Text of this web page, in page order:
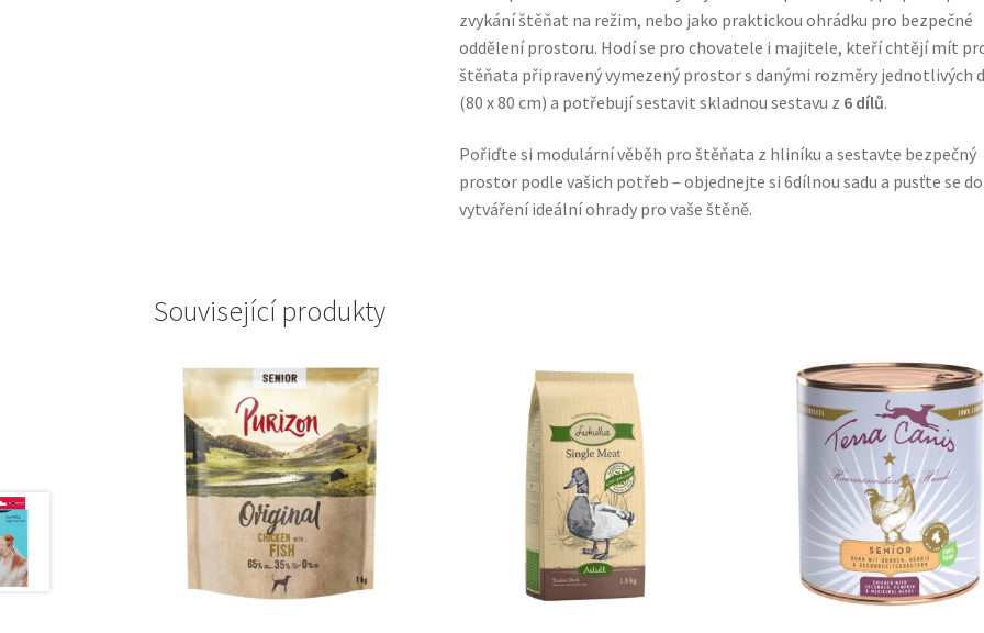
zvykání štěňat na režim, nebo jako praktickou ohrádku pro bezpečné
oddělení prostoru. Hodí se pro chovatele i majitele, kteří chtějí mít
štěňata připravený vymezený prostor s danými rozměry jednotlivých
(80 x 80 cm) a potřebují sestavit skladnou sestavu z 6 dílů.
Pořiďte si modulární věběh pro štěňata z hliníku a sestavte bezpečný
prostor podle vašich potřeb – objednejte si 6dílnou sadu a pusťte se do
vytváření ideální ohrady pro vaše štěně.
Související produkty